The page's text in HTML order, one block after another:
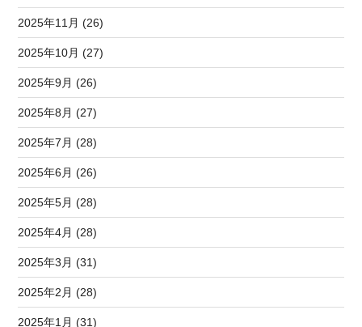
2025年11月 (26)
2025年10月 (27)
2025年9月 (26)
2025年8月 (27)
2025年7月 (28)
2025年6月 (26)
2025年5月 (28)
2025年4月 (28)
2025年3月 (31)
2025年2月 (28)
2025年1月 (31)